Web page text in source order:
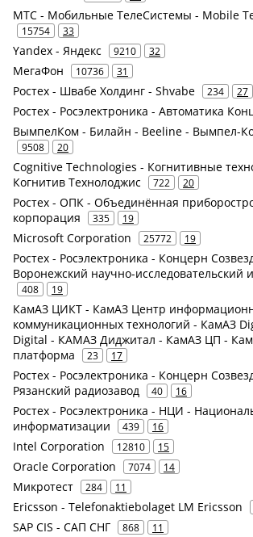
МТС - Мобильные ТелеСистемы - Mobile
15754 33
Yandex - Яндекс 9210 32
МегаФон 10736 31
Ростех - Швабе Холдинг - Shvabe 234 27
Ростех - Росэлектроника - Автоматика
ВымпелКом - Билайн - Beeline - Вымпел-
9508 20
Cognitive Technologies - Когнитивные
Когнитив Технолоджис
722 20
Ростех - ОПК - Объединённая
корпорация
335 19
Microsoft Corporation 25772 19
Ростех - Росэлектроника - Концерн
Воронежский научно-исследовательский
408 19
КамАЗ ЦИКТ - КамАЗ Центр
коммуникационных технологий - КамАЗ
Digital - КАМАЗ Диджитал - КамАЗ ЦП -
платформа
23 17
Ростех - Росэлектроника - Концерн
Рязанский радиозавод
40 16
Ростех - Росэлектроника - НЦИ -
информатизации
439 16
Intel Corporation 12810 15
Oracle Corporation 7074 14
Микротест 284 11
Ericsson - Telefonaktiebolaget LM Ericsson
SAP CIS - САП СНГ 868 11